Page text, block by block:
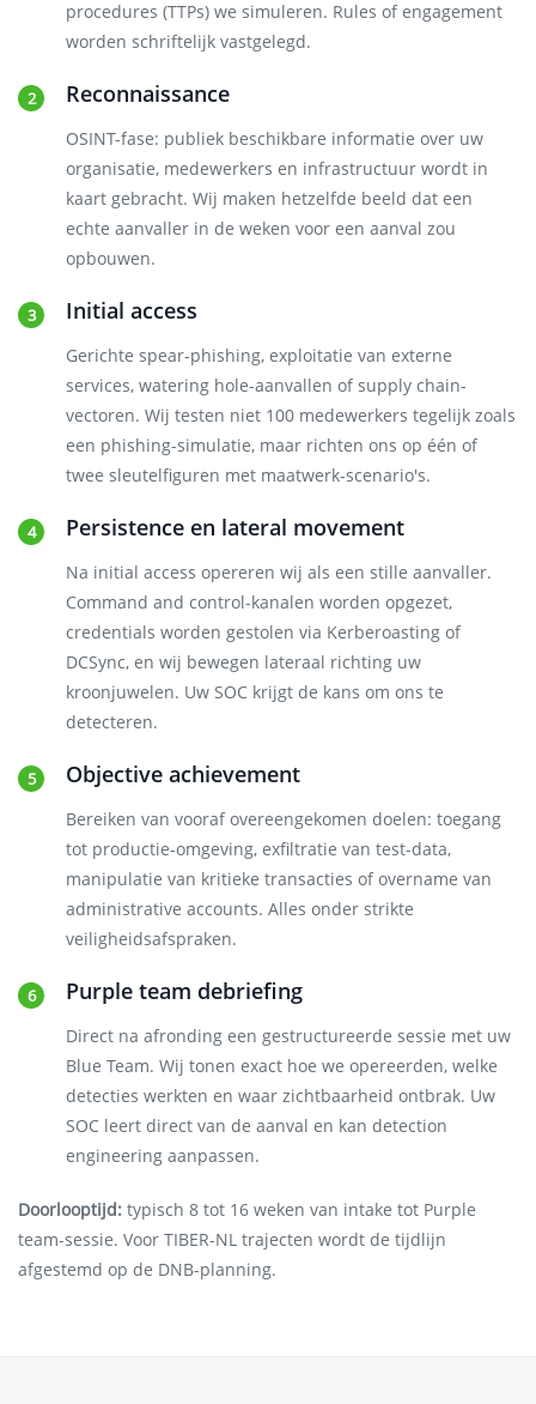
procedures (TTPs) we simuleren. Rules of engagement
worden schriftelijk vastgelegd.
Reconnaissance
OSINT-fase: publiek beschikbare informatie over uw
organisatie, medewerkers en infrastructuur wordt in
kaart gebracht. Wij maken hetzelfde beeld dat een
echte aanvaller in de weken voor een aanval zou
opbouwen.
Initial access
Gerichte spear-phishing, exploitatie van externe
services, watering hole-aanvallen of supply chain-
vectoren. Wij testen niet 100 medewerkers tegelijk zoals
een phishing-simulatie, maar richten ons op één of
twee sleutelfiguren met maatwerk-scenario's.
Persistence en lateral movement
Na initial access opereren wij als een stille aanvaller.
Command and control-kanalen worden opgezet,
credentials worden gestolen via Kerberoasting of
DCSync, en wij bewegen lateraal richting uw
kroonjuwelen. Uw SOC krijgt de kans om ons te
detecteren.
Objective achievement
Bereiken van vooraf overeengekomen doelen: toegang
tot productie-omgeving, exfiltratie van test-data,
manipulatie van kritieke transacties of overname van
administrative accounts. Alles onder strikte
veiligheidsafspraken.
Purple team debriefing
Direct na afronding een gestructureerde sessie met uw
Blue Team. Wij tonen exact hoe we opereerden, welke
detecties werkten en waar zichtbaarheid ontbrak. Uw
SOC leert direct van de aanval en kan detection
engineering aanpassen.
Doorlooptijd: typisch 8 tot 16 weken van intake tot Purple
team-sessie. Voor TIBER-NL trajecten wordt de tijdlijn
afgestemd op de DNB-planning.